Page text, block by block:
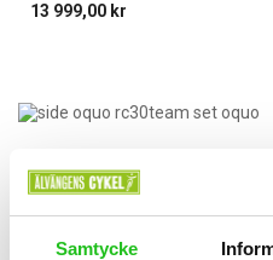
Samtycke
13 999,00 kr